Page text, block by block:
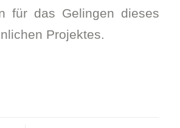
für das Gelingen dieses
Projektes.